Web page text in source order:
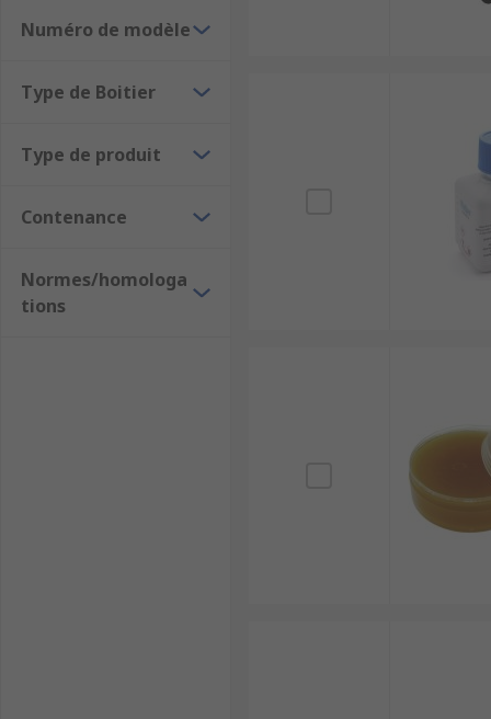
Le flux de soudure est utilisé pour l'entretien
Numéro de modèle
Type de Boitier
Type de produit
Contenance
Normes/homologa
tions